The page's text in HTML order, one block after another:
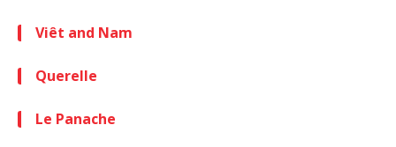
Viêt and Nam
Querelle
Le Panache